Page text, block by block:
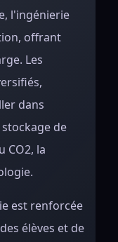
l'ingénierie
offrant
Les
dans
de
CO2, la
est renforcée
élèves et de